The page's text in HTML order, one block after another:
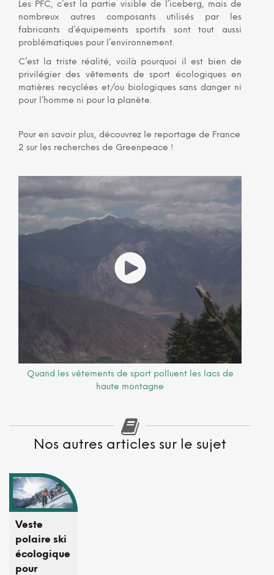
Les PFC, c’est la partie visible de l’iceberg, mais de
nombreux autres composants utilisés par les
fabricants d’équipements sportifs sont tout aussi
problématiques pour l’environnement.
C’est la triste réalité, voilà pourquoi il est bien de
privilégier des vêtements de sport écologiques en
matières recyclées et/ou biologiques sans danger ni
pour l’homme ni pour la planète.
Pour en savoir plus, découvrez le reportage de France
2 sur les recherches de Greenpeace !
Quand les vêtements de sport polluent les lacs de
haute montagne
Nos autres articles sur le sujet
Veste
polaire ski
écologique
pour